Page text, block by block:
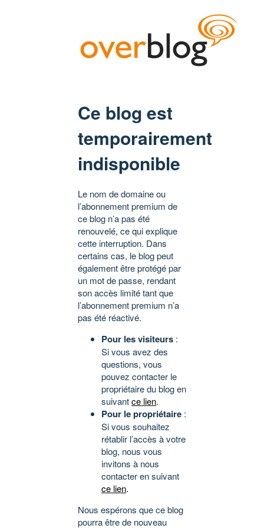
Ce blog est
temporairement
indisponible
Le nom de domaine ou
l’abonnement premium de
ce blog n’a pas été
renouvelé, ce qui explique
cette interruption. Dans
certains cas, le blog peut
également être protégé par
un mot de passe, rendant
son accès limité tant que
l’abonnement premium n’a
pas été réactivé.
Pour les visiteurs :
Si vous avez des
questions, vous
pouvez contacter le
propriétaire du blog en
suivantce lien.
Pour le propriétaire :
Si vous souhaitez
rétablir l’accès à votre
blog, nous vous
invitons à nous
contacter en suivant
ce lien.
Nous espérons que ce blog
pourra être de nouveau